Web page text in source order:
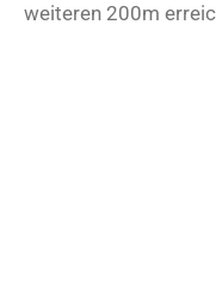
weiteren 200m